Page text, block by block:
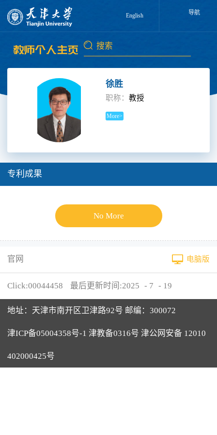
English 导航
徐胜
职称：教授
More>
专利成果
No More
官网 电脑版
Click:00044458 最后更新时间:2025 - 7 - 19
地址：天津市南开区卫津路92号 邮编：300072
津ICP备05004358号-1 津教备0316号 津公网安备 12010
402000425号